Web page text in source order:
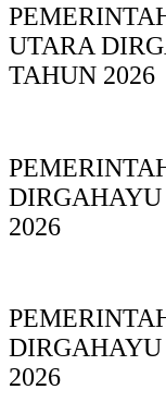
UTARA
TAHUN 2026
2026
2026